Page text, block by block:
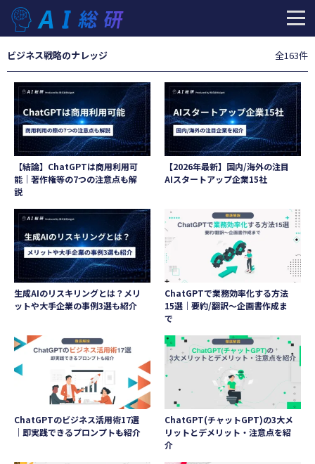
ビジネス戦略のナレッジ 全163件
【結論】ChatGPTは商用利用可
能｜著作権等の7つの注意点も解
説
【2026年最新】国内/海外の注目
AIスタートアップ企業15社
生成AIのリスキリングとは？メリ
ットや大手企業の事例3選も紹介
ChatGPTで業務効率化する方法
15選｜要約/翻訳～企画書作成ま
で
ChatGPTのビジネス活用術17選
｜即実践できるプロンプトも紹介
ChatGPT(チャットGPT)の3大メ
リットとデメリット・注意点を紹
介